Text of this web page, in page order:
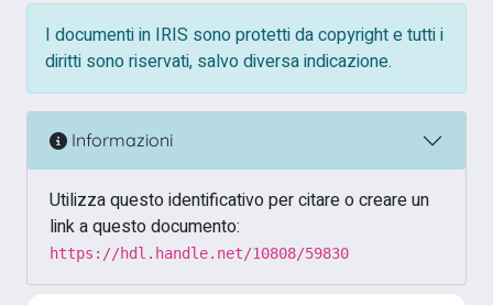
I documenti in IRIS sono protetti da copyright e tutti i
diritti sono riservati, salvo diversa indicazione.
Informazioni
Utilizza questo identificativo per citare o creare un
link a questo documento:
https://hdl.handle.net/10808/59830